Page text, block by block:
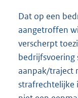
Dat op een
aangetroffen
verscherpt
bedrijfsvoering
aanpak/traject
strafrechtelijke